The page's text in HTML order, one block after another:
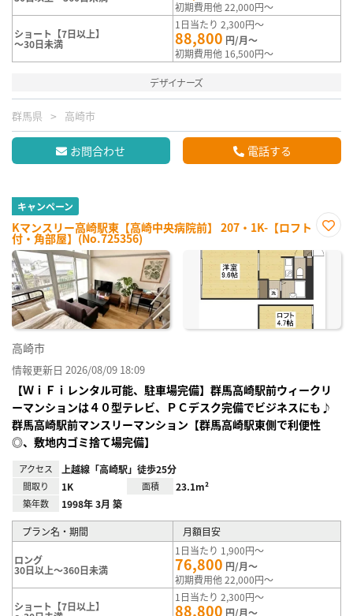
初期費用他 22,000円～
ショート【7日以上】
～30日未満
1日当たり 2,300円～
88,800 円/月～
初期費用他 16,500円～
デザイナーズ
群馬県 高崎市
お問合わせ 電話する
キャンペーン
Kマンスリー高崎駅東【高崎中央病院前】 207・1K-【ロフト
付・角部屋】(No.725356)
に入
高崎市
情報更新日 2026/08/09 18:09
【ＷｉＦｉレンタル可能、駐車場完備】群馬高崎駅前ウィークリ
ーマンションは４０型テレビ、ＰＣデスク完備でビジネスにも♪
群馬高崎駅前マンスリーマンション【群馬高崎駅東側で利便性
◎、敷地内ゴミ捨て場完備】
アクセス 上越線「高崎駅」徒歩25分
間取り 1K 面積 23.1m²
築年数 1998年 3月 築
プラン名・期間 月額目安
ロング
30日以上～360日未満
1日当たり 1,900円～
76,800 円/月～
初期費用他 22,000円～
ショート【7日以上】
1日当たり 2,300円～
88,800 円/月～